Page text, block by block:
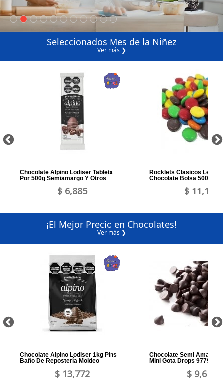
Seleccionados Mes de la Niñez
Ver más ❯
Chocolate Alpino Lodiser Tableta
Por 500g Semiamargo Y Otros
$ 6,885
Rocklets Clasicos
Chocolate Bolsa 500grs
$ 11,164
¡El Mejor Precio en Chocolates!
Ver más ❯
Chocolate Alpino Lodiser 1kg Pins
Baño De Repostería Moldeo
$ 13,772
Chocolate Semi Amargo
Mini Gota Drops 9779
$ 9,612